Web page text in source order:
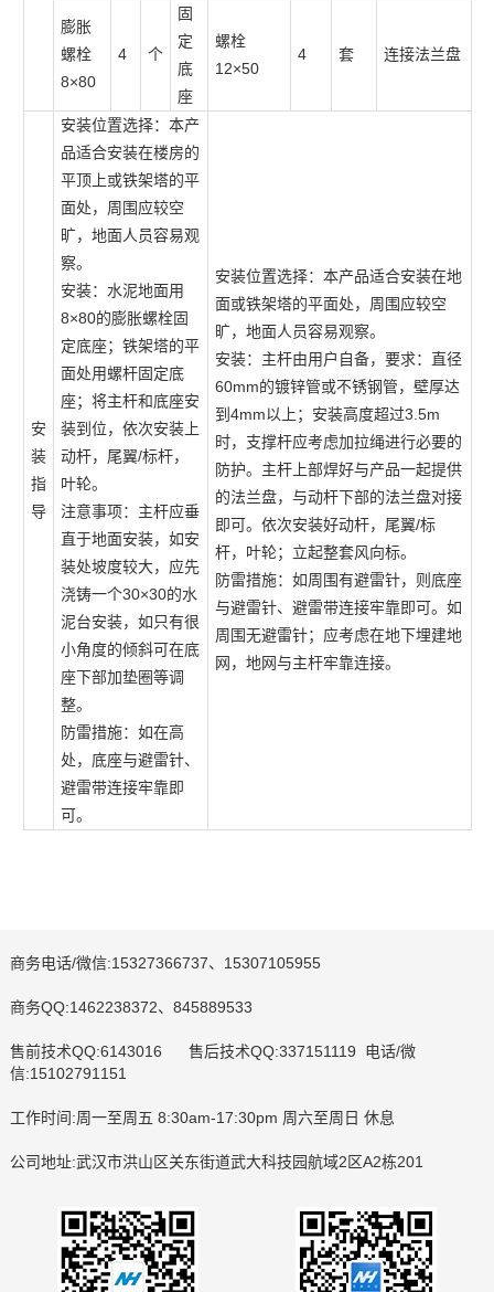
膨胀
螺栓
8×80
4 个
固
定
底
座
螺栓
12×50
4 套 连接法兰盘
安
装
指
导
安装位置选择：本产
品适合安装在楼房的
平顶上或铁架塔的平
面处，周围应较空
旷，地面人员容易观
察。
安装：水泥地面用
8×80的膨胀螺栓固
定底座；铁架塔的平
面处用螺杆固定底
座；将主杆和底座安
装到位，依次安装上
动杆，尾翼/标杆，
叶轮。
注意事项：主杆应垂
直于地面安装，如安
装处坡度较大，应先
浇铸一个30×30的水
泥台安装，如只有很
小角度的倾斜可在底
座下部加垫圈等调
整。
防雷措施：如在高
处，底座与避雷针、
避雷带连接牢靠即
可。
安装位置选择：本产品适合安装在地
面或铁架塔的平面处，周围应较空
旷，地面人员容易观察。
安装：主杆由用户自备，要求：直径
60mm的镀锌管或不锈钢管，壁厚达
到4mm以上；安装高度超过3.5m
时，支撑杆应考虑加拉绳进行必要的
防护。主杆上部焊好与产品一起提供
的法兰盘，与动杆下部的法兰盘对接
即可。依次安装好动杆，尾翼/标
杆，叶轮；立起整套风向标。
防雷措施：如周围有避雷针，则底座
与避雷针、避雷带连接牢靠即可。如
周围无避雷针；应考虑在地下埋建地
网，地网与主杆牢靠连接。
商务电话/微信:15327366737、15307105955
商务QQ:1462238372、845889533
售前技术QQ:6143016 售后技术QQ:337151119 电话/微
信:15102791151
工作时间:周一至周五 8:30am-17:30pm 周六至周日 休息
公司地址:武汉市洪山区关东街道武大科技园航域2区A2栋201